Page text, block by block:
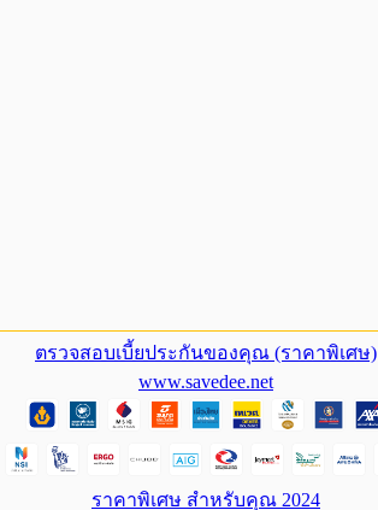
ตรวจสอบเบี้ยประกันของคุณ (ราคาพิเศษ)
www.savedee.net
ราคาพิเศษ สำหรับคุณ 2024